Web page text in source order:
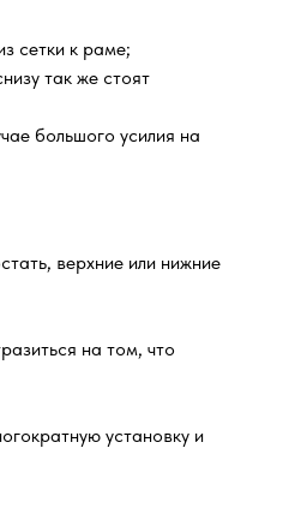
сетки к раме;
так же стоят
большого усилия на
верхние или нижние
на том, что
установку и